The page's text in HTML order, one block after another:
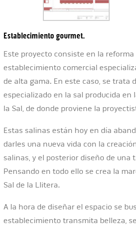
Establecimiento gourmet.
Este proyecto consiste en la
establecimiento comercial
de alta gama. En este caso, se
especializado en la sal producida
la Sal, de donde proviene la
Estas salinas están hoy en día
darles una nueva vida con la
salinas, y el posterior diseño de una
Pensando en todo ello se crea la
Sal de la Llitera.
A la hora de diseñar el espacio se
establecimiento transmita belleza,